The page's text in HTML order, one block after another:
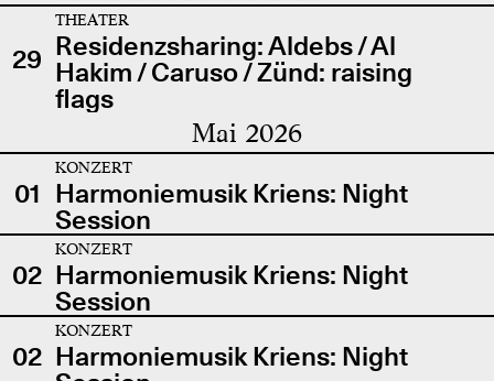
29
THEATER
Residenzsharing: Aldebs / Al
Hakim / Caruso / Zünd: raising
flags
Mai 2026
01
KONZERT
Harmoniemusik Kriens: Night
Session
02
KONZERT
Harmoniemusik Kriens: Night
Session
02
KONZERT
Harmoniemusik Kriens: Night